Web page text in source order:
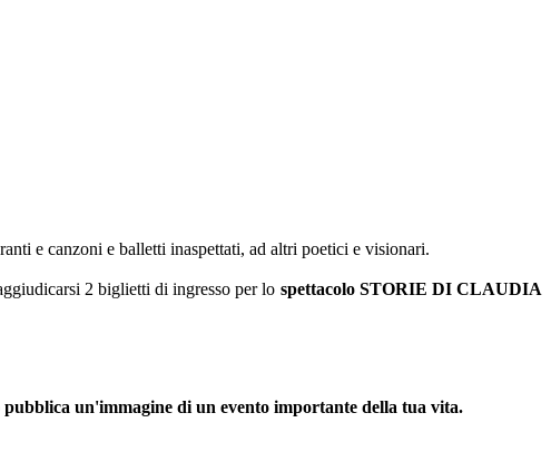
e canzoni e balletti inaspettati, ad altri poetici e visionari.
2 biglietti di ingresso per lo spettacolo STORIE DI CLAUDIA
un'immagine di un evento importante della tua vita.